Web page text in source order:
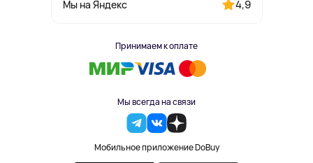
Мы на Яндекс 4,9
Принимаем к оплате
Мы всегда на связи
Мобильное приложение DoBuy